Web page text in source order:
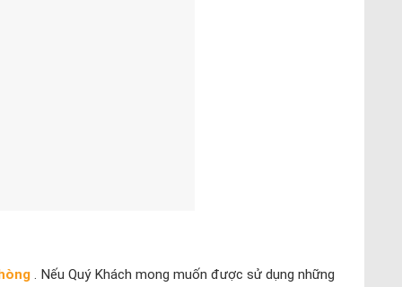
. Nếu Quý Khách mong muốn được sử dụng những